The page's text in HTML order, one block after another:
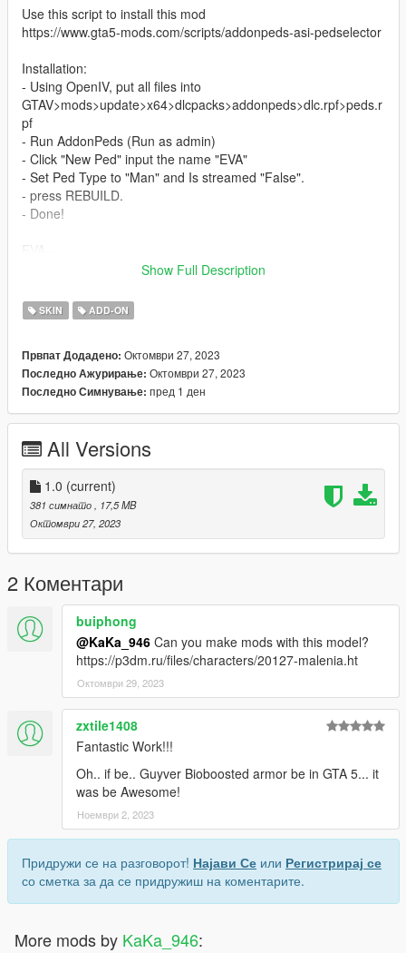
Use this script to install this mod
https://www.gta5-mods.com/scripts/addonpeds-asi-pedselector
Installation:
- Using OpenIV, put all files into
GTAV>mods>update>x64>dlcpacks>addonpeds>dlc.rpf>peds.r
pf
- Run AddonPeds (Run as admin)
- Click "New Ped" input the name "EVA"
- Set Ped Type to "Man" and Is streamed "False".
- press REBUILD.
- Done!
-Using OpenIV, place all files in
GTAV>mods>update>x64>dlcpacks>adddonfeeds>dlc.
-Click on 'New Pede' and enter the name 'EVA'.
-Set the PED type to "Man" and the flow to "false".
-Press Rebuild.
-Do it!
Magic modified EVA recommends using JulioNIB's Diamond or
Godzilla modules
Wishing you a pleasant game
BliBli: https://space.bilibili.com/441638812
QQ skirt: 837711507
Share some free and fun MODs from time to time, welcome
free prostitution
Thank you for your support!!!
Show Full Description
SKIN ADD-ON
Првпат Додадено: Октомври 27, 2023
Последно Ажурирање: Октомври 27, 2023
Последно Симнување: пред 1 ден
All Versions
1.0 (current)
381 симнато
, 17,5 MB
Октомври 27, 2023
2 Коментари
buiphong
@KaKa_946 Can you make mods with this model?
https://p3dm.ru/files/characters/20127-malenia.ht
Октомври 29, 2023
zxtile1408
Fantastic Work!!!
Oh.. if be.. Guyver Bioboosted armor be in GTA 5... it
was be Awesome!
Ноември 2, 2023
Придружи се на разговорот! Најави Се или Регистрирај се
со сметка за да се придружиш на коментарите.
More mods by KaKa_946: